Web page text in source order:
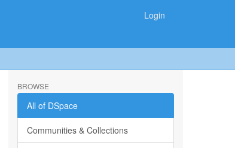
Login
BROWSE
All of DSpace
Communities & Collections